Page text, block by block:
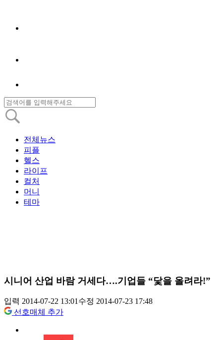
전체뉴스
피플
헬스
라이프
컬처
머니
테마
시니어 산업 바람 거세다….기업들 “닻을 올려라!”
입력 2014-07-22 13:01수정 2014-07-23 17:48
선호매체 추가